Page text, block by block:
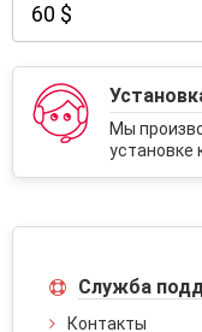
60 $
Мы
установке
Служба
Контакты